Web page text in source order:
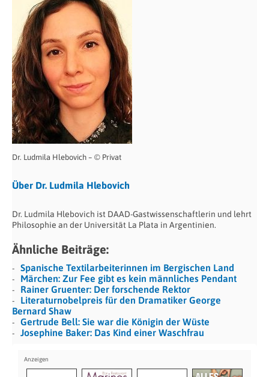
Dr. Ludmila Hlebovich – © Privat
Über Dr. Ludmila Hlebovich
Dr. Ludmila Hlebovich ist DAAD-Gastwissenschaftlerin und lehrt
Philosophie an der Universität La Plata in Argentinien.
Ähnliche Beiträge:
Spanische Textilarbeiterinnen im Bergischen Land
Märchen: Zur Fee gibt es kein männliches Pendant
Rainer Gruenter: Der forschende Rektor
Literaturnobelpreis für den Dramatiker George
Bernard Shaw
Gertrude Bell: Sie war die Königin der Wüste
Josephine Baker: Das Kind einer Waschfrau